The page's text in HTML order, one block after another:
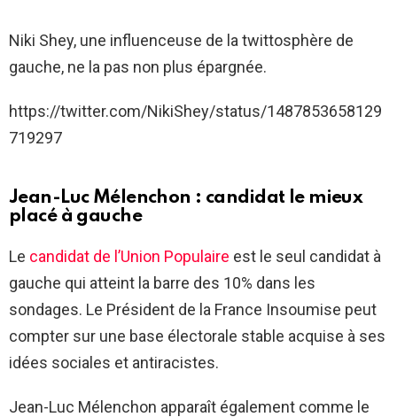
Niki Shey, une influenceuse de la twittosphère de
gauche, ne la pas non plus épargnée.
https://twitter.com/NikiShey/status/1487853658129
719297
Jean-Luc Mélenchon : candidat le mieux
placé à gauche
Le candidat de l’Union Populaire est le seul candidat à
gauche qui atteint la barre des 10% dans les
sondages. Le Président de la France Insoumise peut
compter sur une base électorale stable acquise à ses
idées sociales et antiracistes.
Jean-Luc Mélenchon apparaît également comme le